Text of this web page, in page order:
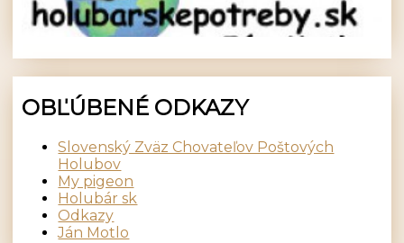
OBĽÚBENÉ ODKAZY
Slovenský Zväz Chovateľov Poštových
Holubov
My pigeon
Holubár sk
Odkazy
Ján Motlo